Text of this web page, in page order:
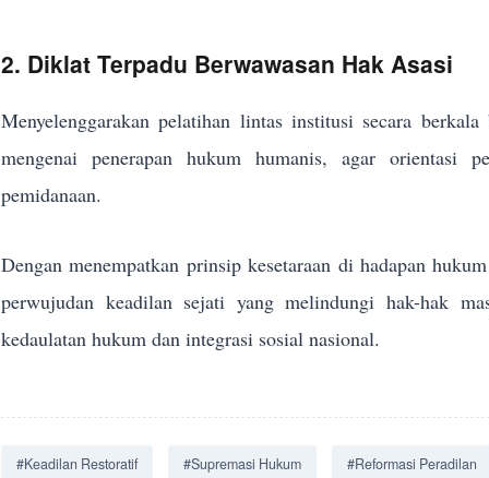
2. Diklat Terpadu Berwawasan Hak Asasi
Menyelenggarakan pelatihan lintas institusi secara
mengenai penerapan hukum humanis, agar orientasi
pemidanaan.
Dengan menempatkan prinsip kesetaraan di hadapan
perwujudan keadilan sejati yang melindungi hak-hak
kedaulatan hukum dan integrasi sosial nasional.
#Keadilan Restoratif #Supremasi Hukum #Reformasi Peradilan